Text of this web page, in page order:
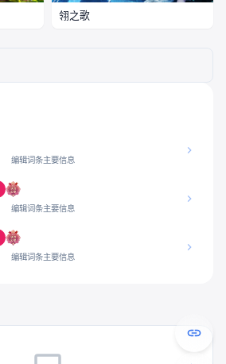
翎之歌
编辑词条主要信息
编辑词条主要信息
编辑词条主要信息